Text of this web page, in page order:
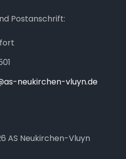
Postanschrift:
neukirchen-vluyn.de
AS Neukirchen-Vluyn